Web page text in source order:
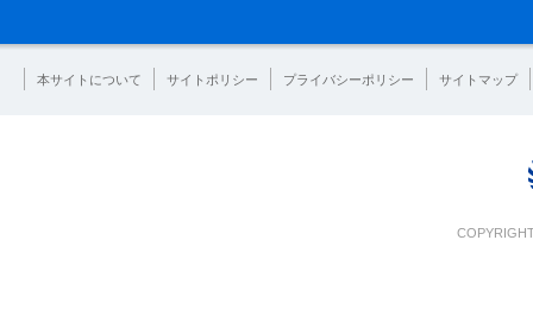
本サイトについて サイトポリシー プライバシーポリシー サイトマップ